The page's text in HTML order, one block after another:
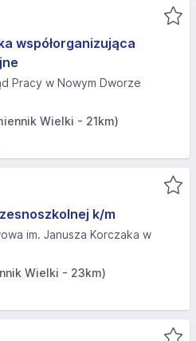
współorganizująca
Pracy w Nowym Dworze
Wielki - 21km)
k/m
im. Janusza Korczaka w
Wielki - 23km)